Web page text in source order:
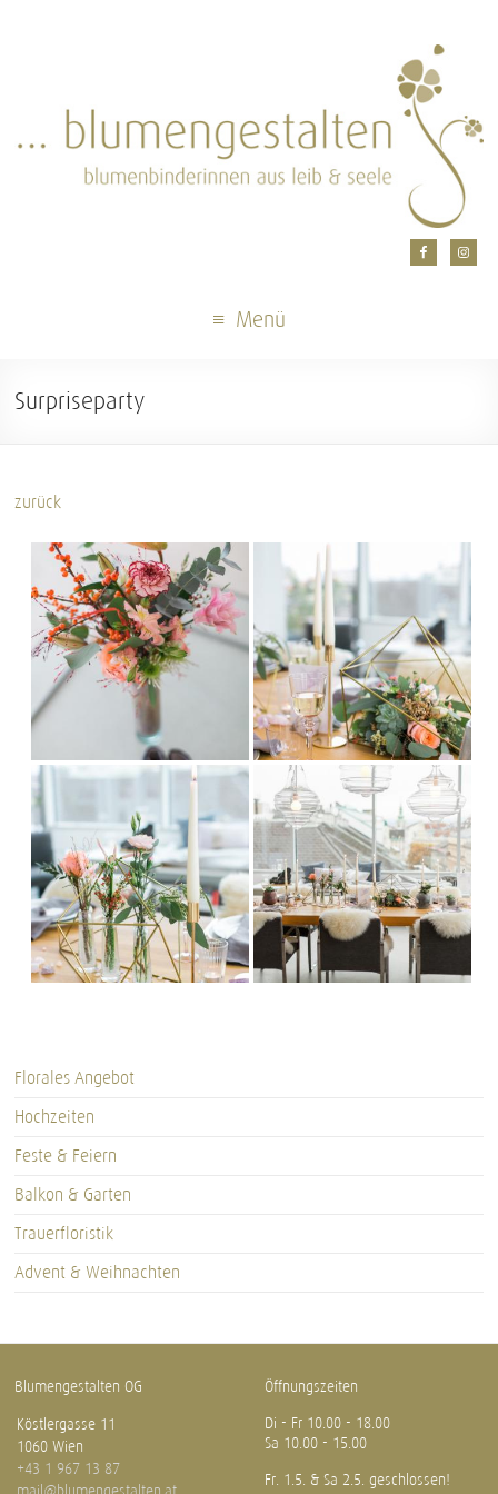
Menü
Surpriseparty
zurück
Florales Angebot
Hochzeiten
Feste & Feiern
Balkon & Garten
Trauerfloristik
Advent & Weihnachten
Blumengestalten OG
Köstlergasse 11
1060 Wien
+43 1 967 13 87
Öffnungszeiten
Di - Fr 10.00 - 18.00
Sa 10.00 - 15.00
Fr. 1.5. & Sa 2.5. geschlossen!